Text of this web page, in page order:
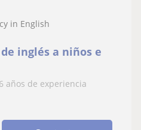
in English
inglés a niños e
años de experiencia